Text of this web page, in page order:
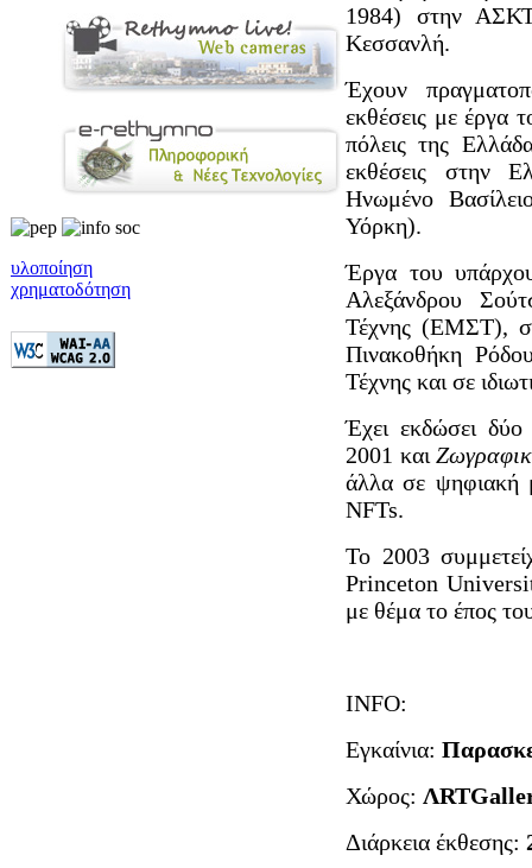
υλοποίηση
χρηματοδότηση
1984) στην
Κεσσανλή.
Έχουν
εκθέσεις με έργα
πόλεις της
εκθέσεις στην
Ηνωμένο
Υόρκη).
Έργα του
Αλεξάνδρου
Τέχνης (ΕΜΣΤ),
Πινακοθήκη
Τέχνης και σε
Έχει εκδώσει δύο
2001 και
άλλα σε ψηφιακή
NFTs.
Το 2003
Princeton
με θέμα το έπος
INFO:
Εγκαίνια:
Χώρος:
Διάρκεια έκθεσης: